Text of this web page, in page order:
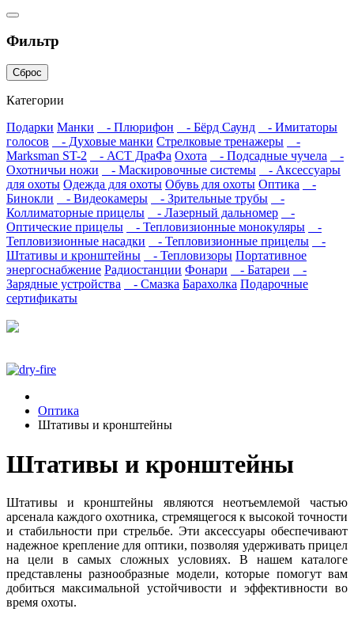
Фильтр
Сброс
Категории
Подарки Манки - Плюрифон - Бёрд Саунд
- Имитаторы
голосов
- Духовые манки Стрелковые тренажеры
-
Marksman ST-2
- АСТ ДраФа Охота - Подсадные чучела
-
Охотничьи ножи
- Маскировочные системы
- Аксессуары
для охоты Одежда для охоты Обувь для охоты Оптика
-
Бинокли
- Видеокамеры - Зрительные трубы
-
Коллиматорные прицелы
- Лазерный дальномер
-
Оптические прицелы
- Тепловизионные монокуляры
-
Тепловизионные насадки
- Тепловизионные прицелы
-
Штативы и кронштейны
- Тепловизоры Портативное
энергоснабжение Радиостанции Фонари - Батареи
-
Зарядные устройства
- Смазка Барахолка Подарочные
сертификаты
Оптика
Штативы и кронштейны
Штативы и кронштейны
Штативы и кронштейны являются неотъемлемой частью
арсенала каждого охотника, стремящегося к высокой точности
и стабильности при стрельбе. Эти аксессуары обеспечивают
надежное крепление для оптики, позволяя удерживать прицел
на цели в самых сложных условиях. В нашем каталоге
представлены разнообразные модели, которые помогут вам
добиться максимальной устойчивости и эффективности во
время охоты.